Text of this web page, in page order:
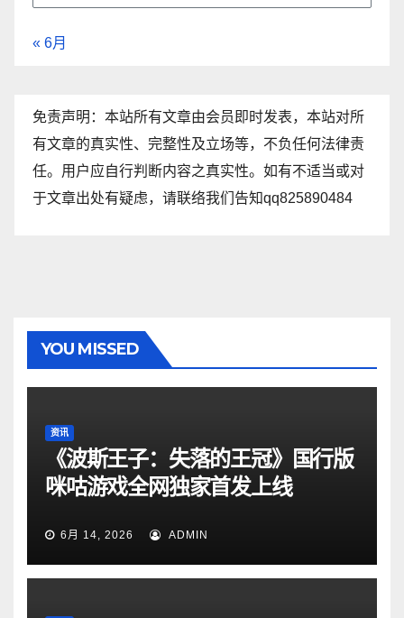
« 6月
免责声明：本站所有文章由会员即时发表，本站对所
有文章的真实性、完整性及立场等，不负任何法律责
任。用户应自行判断内容之真实性。如有不适当或对
于文章出处有疑虑，请联络我们告知qq825890484
YOU MISSED
资讯
《波斯王子：失落的王冠》国行版
咪咕游戏全网独家首发上线
6月 14, 2026 ADMIN